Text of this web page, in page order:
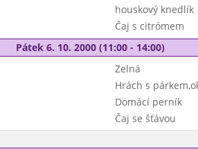
houskový knedlík
Čaj s citrómem
Pátek 6. 10. 2000 (11:00 - 14:00)
Zelná
Hrách s
Domácí perník
Čaj se šťávou